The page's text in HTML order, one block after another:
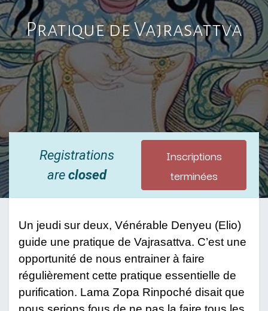
Pratique de Vajrasattva
Registrations
areclosed
Inscriptions
terminées
Un jeudi sur deux, Vénérable Denyeu (Elio)
guide une pratique de Vajrasattva. C’est une
opportunité de nous entrainer à faire
régulièrement cette pratique essentielle de
purification. Lama Zopa Rinpoché disait que